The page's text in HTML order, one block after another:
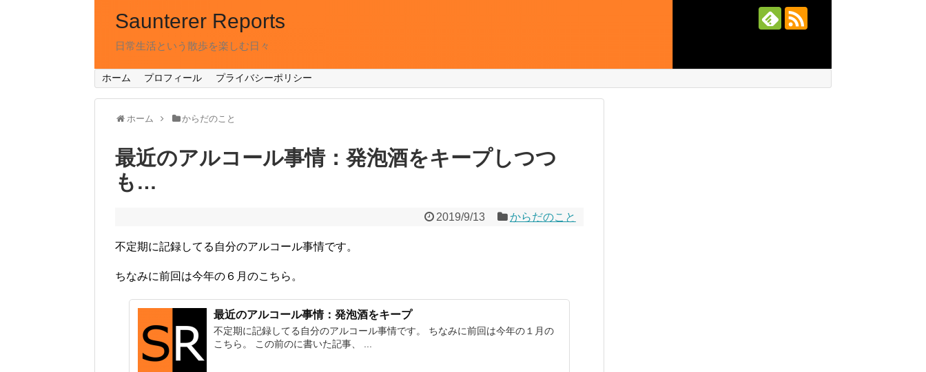
Saunterer Reports
日常生活という散歩を楽しむ日々
ホーム プロフィール プライバシーポリシー
ホーム からだのこと
最近のアルコール事情：発泡酒をキープしつつ
も…
2019/9/13 からだのこと
不定期に記録してる自分のアルコール事情です。
ちなみに前回は今年の６月のこちら。
最近のアルコール事情：発泡酒をキープ
不定期に記録してる自分のアルコール事情です。 ちなみに前回は今年の１月の
こちら。 この前のに書いた記事、 ...